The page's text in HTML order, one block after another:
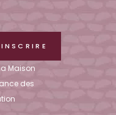
Maison
des